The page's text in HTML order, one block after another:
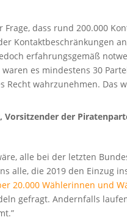
Frage, dass rund 200.000
Kontaktbeschränkungen
erfahrungsgemäß
waren es mindestens 30
Recht wahrzunehmen. Das
Vorsitzender der
alle bei der letzten
alle, die 2019 den Einzug
20.000 Wählerinnen und
gefragt. Andernfalls